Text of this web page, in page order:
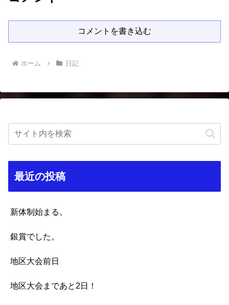
コメントを書き込む
ホーム 日記
最近の投稿
新体制始まる。
銀賞でした。
地区大会前日
地区大会まであと2日！